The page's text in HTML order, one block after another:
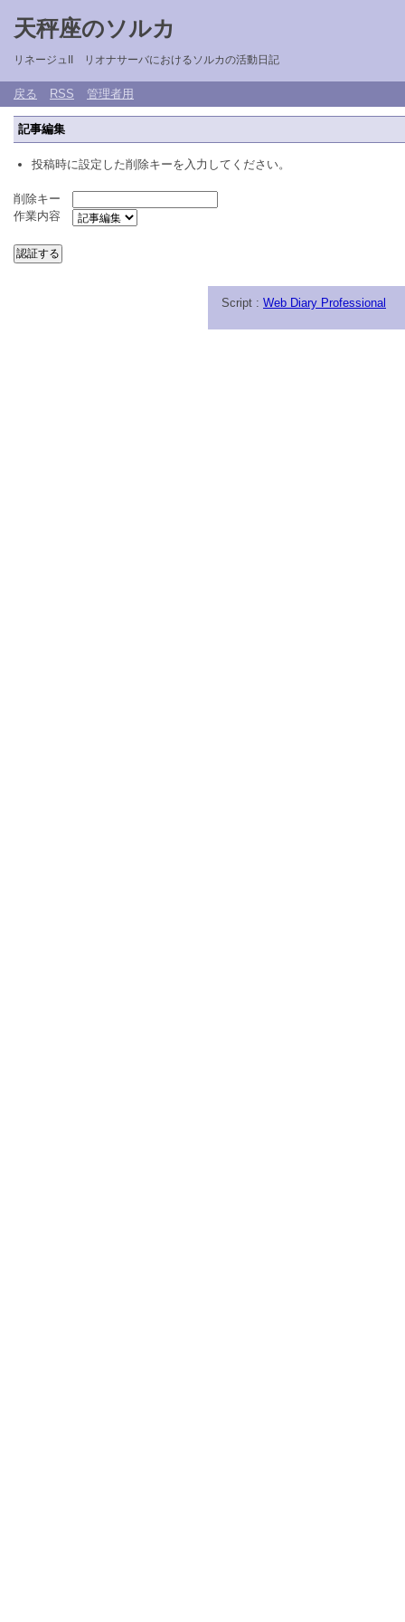
天秤座のソルカ
リネージュII リオナサーバにおけるソルカの活動日記
戻る RSS 管理者用
記事編集
投稿時に設定した削除キーを入力してください。
削除キー
作業内容
Script : Web Diary Professional